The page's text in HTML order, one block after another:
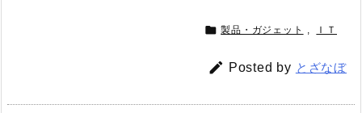
 製品・ガジェット , ＩＴ
 Posted by とざなぼ